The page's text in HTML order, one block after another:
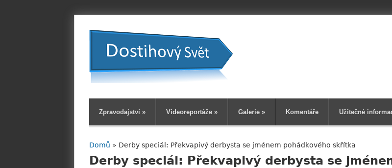
Zpravodajství » Videoreportáže » Galerie » Komentáře Užitečné
Jste zde
Domů » Derby speciál: Překvapivý derbysta se jménem pohádkového skřítka
Derby speciál: Překvapivý derbysta se